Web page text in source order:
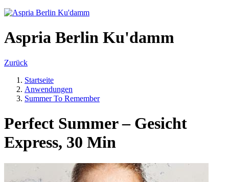
Aspria Berlin Ku'damm
Zurück
Startseite
Anwendungen
Summer To Remember
Perfect Summer – Gesicht
Express, 30 Min